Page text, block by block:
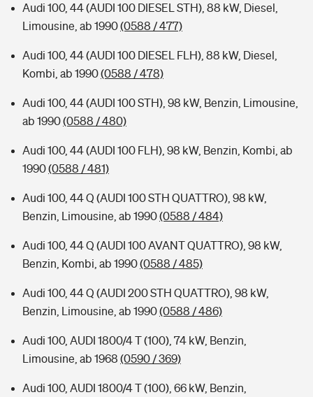
Audi 100, 44 (AUDI 100 DIESEL STH), 88 kW, Diesel,
Limousine, ab 1990(0588 / 477)
Audi 100, 44 (AUDI 100 DIESEL FLH), 88 kW, Diesel,
Kombi, ab 1990(0588 / 478)
Audi 100, 44 (AUDI 100 STH), 98 kW, Benzin, Limousine,
ab 1990(0588 / 480)
Audi 100, 44 (AUDI 100 FLH), 98 kW, Benzin, Kombi, ab
1990(0588 / 481)
Audi 100, 44 Q (AUDI 100 STH QUATTRO), 98 kW,
Benzin, Limousine, ab 1990(0588 / 484)
Audi 100, 44 Q (AUDI 100 AVANT QUATTRO), 98 kW,
Benzin, Kombi, ab 1990(0588 / 485)
Audi 100, 44 Q (AUDI 200 STH QUATTRO), 98 kW,
Benzin, Limousine, ab 1990(0588 / 486)
Audi 100, AUDI 1800/4 T (100), 74 kW, Benzin,
Limousine, ab 1968 (0590 / 369)
Audi 100, AUDI 1800/4 T (100), 66 kW, Benzin,